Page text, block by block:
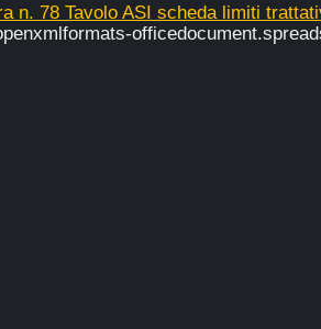
n. 78 Tavolo ASI scheda limiti